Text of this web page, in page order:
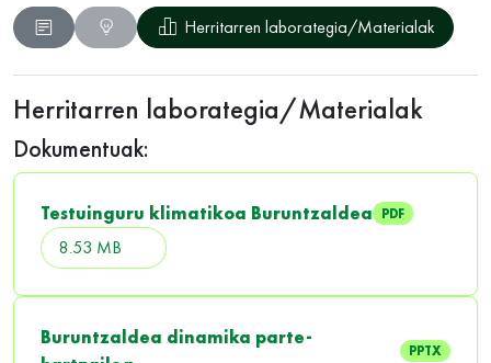
Herritarren laborategia/Materialak
Herritarren laborategia/Materialak
Dokumentuak:
Testuinguru klimatikoa Buruntzaldea PDF
8.53 MB
Buruntzaldea dinamika parte-
PPTX